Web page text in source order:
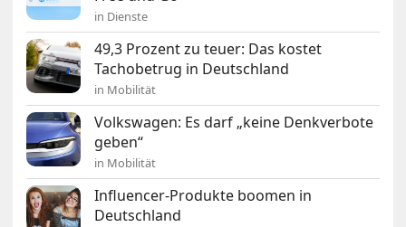
in Dienste
49,3 Prozent zu teuer: Das kostet
Tachobetrug in Deutschland
in Mobilität
Volkswagen: Es darf „keine Denkverbote
geben“
in Mobilität
Influencer-Produkte boomen in
Deutschland